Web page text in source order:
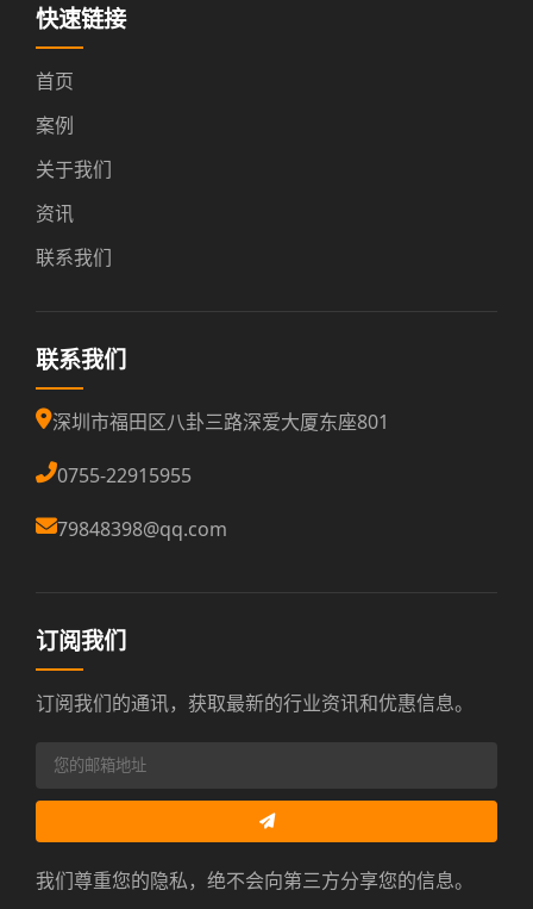
快速链接
首页
案例
关于我们
资讯
联系我们
联系我们
深圳市福田区八卦三路深爱大厦东座801
0755-22915955
79848398@qq.com
订阅我们
订阅我们的通讯，获取最新的行业资讯和优惠信息。
我们尊重您的隐私，绝不会向第三方分享您的信息。